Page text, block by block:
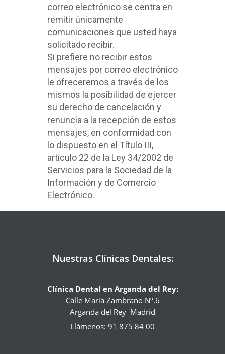
correo electrónico se centra en
remitir únicamente
comunicaciones que usted haya
solicitado recibir.
Si prefiere no recibir estos
mensajes por correo electrónico
le ofreceremos a través de los
mismos la posibilidad de ejercer
su derecho de cancelación y
renuncia a la recepción de estos
mensajes, en conformidad con
lo dispuesto en el Título III,
artículo 22 de la Ley 34/2002 de
Servicios para la Sociedad de la
Información y de Comercio
Electrónico.
Nuestras Clínicas Dentales:
Clínica Dental en Arganda del Rey:
Calle Maria Zambrano Nº.6
Arganda del Rey Madrid
Llámenos: 91 875 84 00